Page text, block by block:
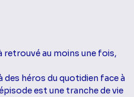
retrouvé au moins une fois,
héros du quotidien face à
est une tranche de vie